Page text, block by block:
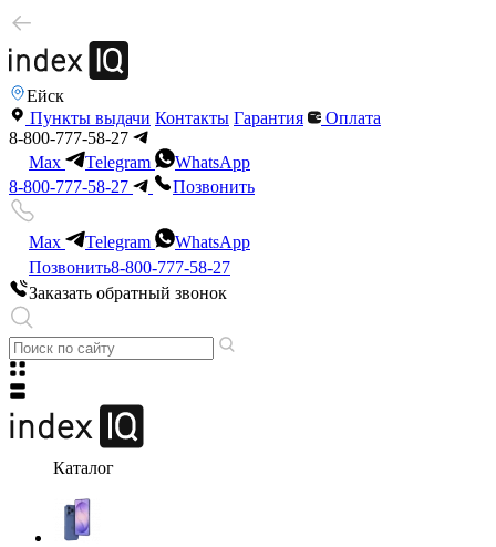
Ейск
Пункты выдачи Контакты Гарантия
Оплата
8-800-777-58-27
Max
Telegram
WhatsApp
8-800-777-58-27
Позвонить
Max Telegram
WhatsApp
Позвонить8-800-777-58-27
Заказать обратный звонок
Каталог